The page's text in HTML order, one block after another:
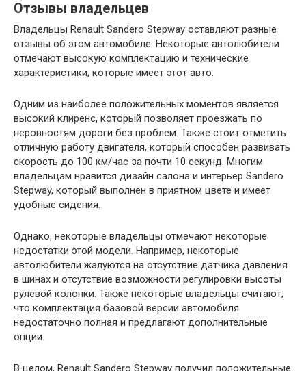
Отзывы владельцев
Владельцы Renault Sandero Stepway оставляют разные
отзывы об этом автомобиле. Некоторые автолюбители
отмечают высокую комплектацию и технические
характеристики, которые имеет этот авто.
Одним из наиболее положительных моментов является
высокий клиренс, который позволяет проезжать по
неровностям дороги без проблем. Также стоит отметить
отличную работу двигателя, который способен развивать
скорость до 100 км/час за почти 10 секунд. Многим
владельцам нравится дизайн салона и интерьер Sandero
Stepway, который выполнен в приятном цвете и имеет
удобные сидения.
Однако, некоторые владельцы отмечают некоторые
недостатки этой модели. Например, некоторые
автолюбители жалуются на отсутствие датчика давления
в шинах и отсутствие возможности регулировки высоты
рулевой колонки. Также некоторые владельцы считают,
что комплектация базовой версии автомобиля
недостаточно полная и предлагают дополнительные
опции.
В целом, Renault Sandero Stepway получил положительные